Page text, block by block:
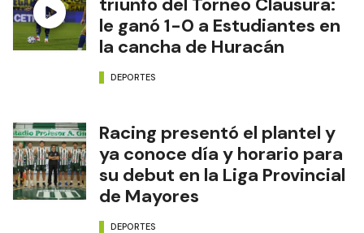
le ganó 1-0 a Estudiantes en
la cancha de Huracán
DEPORTES
Racing presentó el plantel y
ya conoce día y horario para
su debut en la Liga Provincial
de Mayores
DEPORTES